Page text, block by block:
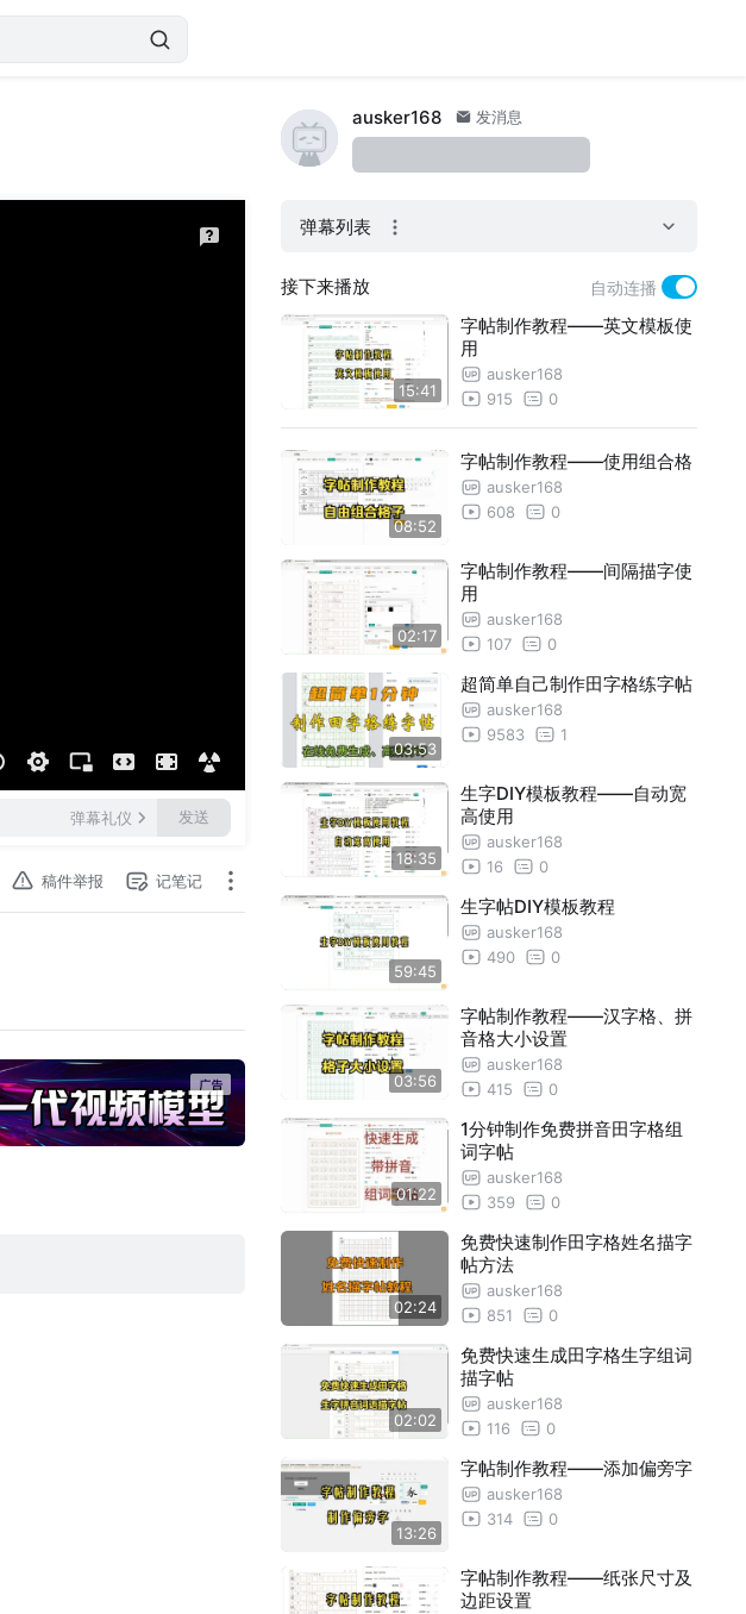
弹幕礼仪 发送
稿件举报 记笔记
ausker168 发消息
弹幕列表
接下来播放 自动连播
15:41
字帖制作教程——英文模板使
用
ausker168
915
0
08:52
字帖制作教程——使用组合格
ausker168
608
0
02:17
字帖制作教程——间隔描字使
用
ausker168
107
0
03:53
超简单自己制作田字格练字帖
ausker168
9583
1
18:35
生字DIY模板教程——自动宽
高使用
ausker168
16
0
59:45
生字帖DIY模板教程
ausker168
490
0
03:56
字帖制作教程——汉字格、拼
音格大小设置
ausker168
415
0
01:22
1分钟制作免费拼音田字格组
词字帖
ausker168
359
0
02:24
免费快速制作田字格姓名描字
帖方法
ausker168
851
0
02:02
免费快速生成田字格生字组词
描字帖
ausker168
116
0
13:26
字帖制作教程——添加偏旁字
ausker168
314
0
字帖制作教程——纸张尺寸及
边距设置